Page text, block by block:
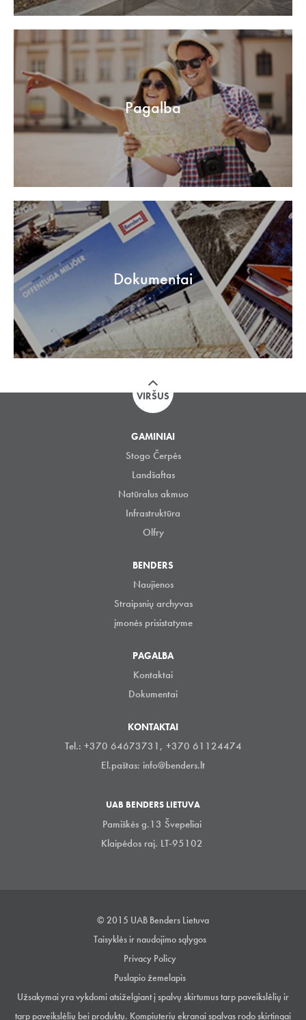
Pagalba
Dokumentai
VIRŠUS
GAMINIAI
Stogo Čerpės
Landšaftas
Natūralus akmuo
Infrastruktūra
Olfry
BENDERS
Naujienos
Straipsnių archyvas
įmonės prisistatyme
PAGALBA
Kontaktai
Dokumentai
KONTAKTAI
Tel.: +370 64673731, +370 61124474
El.paštas: info@benders.lt
UAB BENDERS LIETUVA
Pamiškės g.13 Švepeliai
Klaipėdos raj. LT-95102
© 2015 UAB Benders Lietuva
Taisyklės ir naudojimo sąlygos
Privacy Policy
Puslapio žemelapis
Užsakymai yra vykdomi atsiželgiant į spalvų skirtumus tarp paveikslėlių ir
tarp paveikslėlių bei produktų. Kompiuterių ekranai spalvas rodo skirtingai